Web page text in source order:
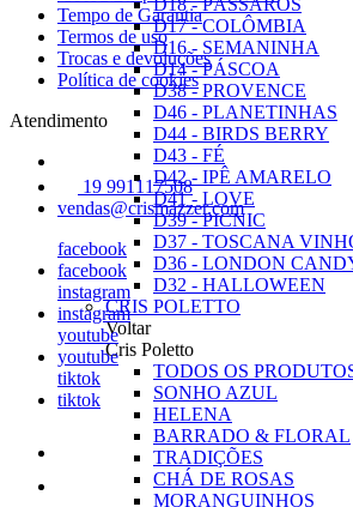
D18 - PÁSSAROS
D17 - COLÔMBIA
D16 - SEMANINHA
D14 - PÁSCOA
D38 - PROVENCE
D46 - PLANETINHAS
D44 - BIRDS BERRY
D43 - FÉ
D42 - IPÊ AMARELO
D41 - LOVE
D39 - PICNIC
D37 - TOSCANA
D36 - LONDON
D32 - HALLOWEEN
CRIS POLETTO
Voltar
Cris Poletto
TODOS OS
SONHO AZUL
HELENA
BARRADO & FLORAL
TRADIÇÕES
CHÁ DE ROSAS
MORANGUINHOS
Tempo de Garantia
Termos de uso
Trocas e devoluções
Política de cookies
Atendimento
19 991117508
vendas@crismazzer.com
facebook
facebook
instagram
instagram
youtube
youtube
tiktok
tiktok